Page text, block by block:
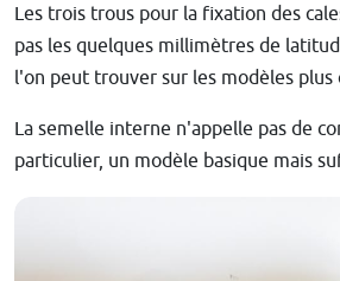
Les trois trous pour la fixation des
pas les quelques millimètres de
l'on peut trouver sur les modèles plus
La semelle interne n'appelle pas de
particulier, un modèle basique mais